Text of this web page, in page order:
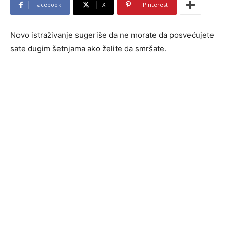
Facebook X Pinterest
Novo istraživanje sugeriše da ne morate da posvećujete
sate dugim šetnjama ako želite da smršate.